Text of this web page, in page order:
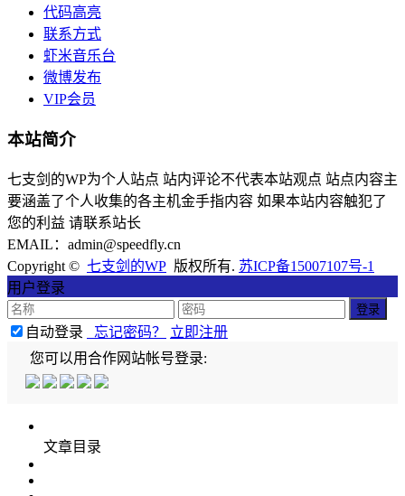
代码高亮
联系方式
虾米音乐台
微博发布
VIP会员
本站简介
七支剑的WP为个人站点 站内评论不代表本站观点 站点内容主
要涵盖了个人收集的各主机金手指内容 如果本站内容触犯了
您的利益 请联系站长
EMAIL：admin@speedfly.cn
Copyright © 七支剑的WP 版权所有. 苏ICP备15007107号-1
用户登录
自动登录 忘记密码？
立即注册
您可以用合作网站帐号登录:
文章目录